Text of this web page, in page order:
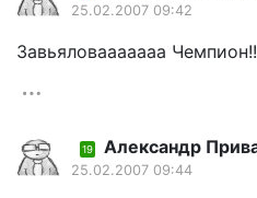
25.02.2007 09:42
Завьяловааааааа
19 Александр
25.02.2007 09:44